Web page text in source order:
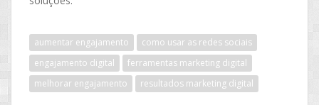
aumentar engajamento
como usar as redes sociais
engajamento digital
ferramentas marketing digital
melhorar engajamento
resultados marketing digital